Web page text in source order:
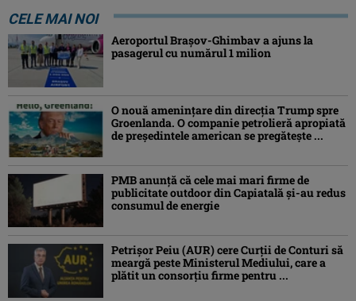
CELE MAI NOI
Aeroportul Brașov-Ghimbav a ajuns la
pasagerul cu numărul 1 milion
O nouă amenințare din direcția Trump spre
Groenlanda. O companie petrolieră apropiată
de președintele american se pregătește ...
PMB anunță că cele mai mari firme de
publicitate outdoor din Capiatală și-au redus
consumul de energie
Petrişor Peiu (AUR) cere Curții de Conturi să
meargă peste Ministerul Mediului, care a
plătit un consorţiu firme pentru ...